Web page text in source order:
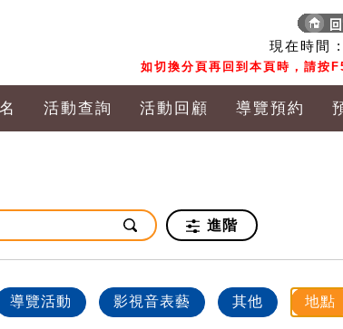
現在時間 :
如切換分頁再回到本頁時，請按
活動查詢 活動回顧 導覽預約
進階
導覽活動 影視音表藝 其他 地點